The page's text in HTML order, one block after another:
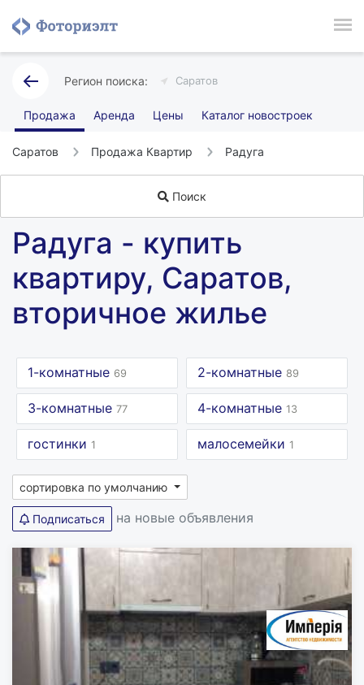
Саратов
Продажа Аренда Цены Каталог новостроек
Саратов Продажа Квартир Радуга
Поиск
Радуга - купить
квартиру, Саратов,
вторичное жилье
1-комнатные 69 2-комнатные 89
3-комнатные 77 4-комнатные 13
гостинки 1 малосемейки 1
сортировка по умолчанию
Подписаться на новые объявления